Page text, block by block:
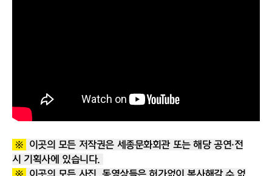
증빙서류 및
※ 필수 증빙서류(예술인패스 또는 명함, 프로
그램북 + 신분증) 미지참 시 차액 지불
※ 이곳의 모든 저작권은 세종문화회관 또는 해당 공연·전
시 기획사에 있습니다.